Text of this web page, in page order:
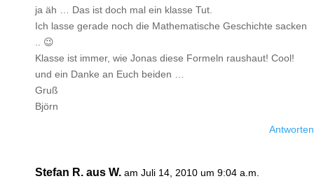
ja äh … Das ist doch mal ein klasse Tut.
Ich lasse gerade noch die Mathematische Geschichte sacken
.. 😉
Klasse ist immer, wie Jonas diese Formeln raushaut! Cool!
und ein Danke an Euch beiden …
Gruß
Björn
Antworten
Stefan R. aus W. am Juli 14, 2010 um 9:04 a.m.